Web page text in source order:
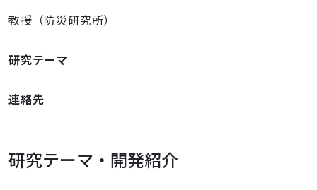
教授（防災研究所）
研究テーマ
連絡先
研究テーマ・開発紹介